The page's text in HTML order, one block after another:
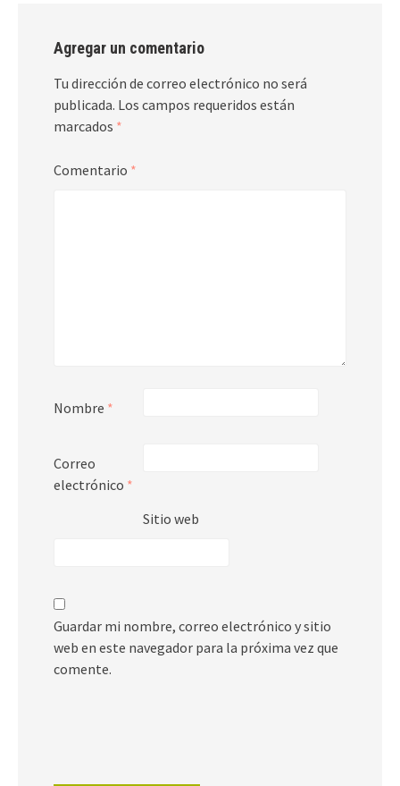
Agregar un comentario
Tu dirección de correo electrónico no será
publicada. Los campos requeridos están
marcados *
Comentario *
Nombre *
Correo
electrónico *
Sitio web
Guardar mi nombre, correo electrónico y sitio
web en este navegador para la próxima vez que
comente.